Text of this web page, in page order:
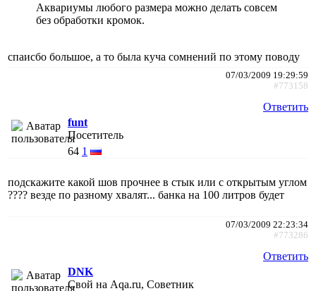
Аквариумы любого размера можно делать совсем
без обработки кромок.
спаисбо большое, а то была куча сомнений по этому поводу
07/03/2009 19:29:59
#773158
Ответить
funt
Посетитель
64 1
подскажите какой шов прочнее в стык или с открытым углом
???? везде по разному хвалят... банка на 100 литров будет
07/03/2009 22:23:34
#773286
Ответить
DNK
Свой на Aqa.ru, Советник